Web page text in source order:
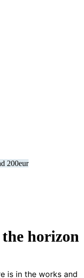
200eur
horizon
is in the works and